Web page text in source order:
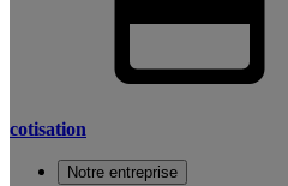
cotisation
Notre entreprise